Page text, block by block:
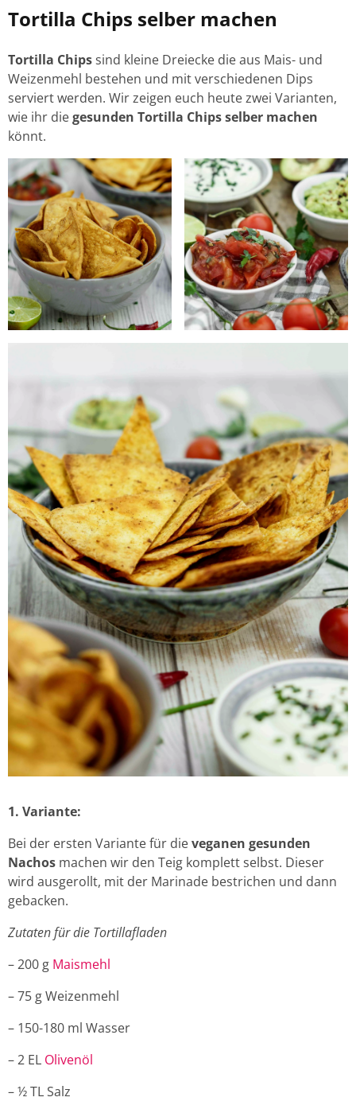
Tortilla Chips selber machen
Tortilla Chipssind kleine Dreiecke die aus Mais- und
Weizenmehl bestehen und mit verschiedenen Dips
serviert werden. Wir zeigen euch heute zwei Varianten,
wie ihr diegesunden Tortilla Chips selber machen
könnt.
1. Variante:
Bei der ersten Variante für dieveganen gesunden
Nachos machen wir den Teig komplett selbst. Dieser
wird ausgerollt, mit der Marinade bestrichen und dann
gebacken.
Zutaten für die Tortillafladen
– 200 g Maismehl
– 75 g Weizenmehl
– 150-180 ml Wasser
– 2 EL Olivenöl
– ½ TL Salz